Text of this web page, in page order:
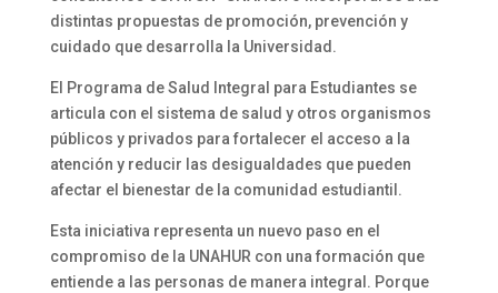
distintas propuestas de promoción, prevención y
cuidado que desarrolla la Universidad.
El Programa de Salud Integral para Estudiantes se
articula con el sistema de salud y otros organismos
públicos y privados para fortalecer el acceso a la
atención y reducir las desigualdades que pueden
afectar el bienestar de la comunidad estudiantil.
Esta iniciativa representa un nuevo paso en el
compromiso de la UNAHUR con una formación que
entiende a las personas de manera integral. Porque